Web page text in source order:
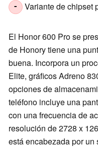
- Variante de chipset
El Honor 600 Pro se
de Honory tiene una
buena. Incorpora un
Elite, gráficos Adreno
opciones de
teléfono incluye una
con una frecuencia de
resolución de 2728 x
está encabezada por un